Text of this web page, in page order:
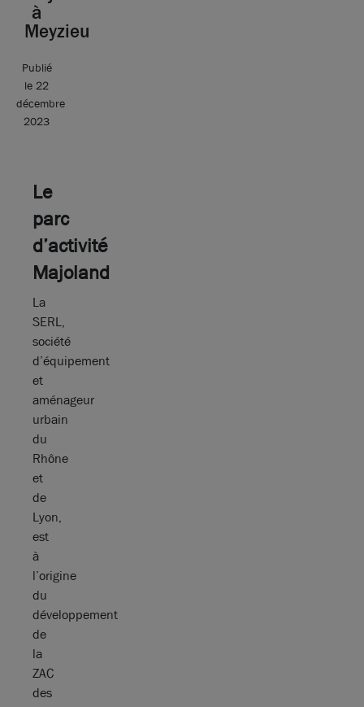
à
Meyzieu
Publié
le 22
décembre
2023
Le
parc
d’activité
Majoland
La
SERL,
société
d’équipement
et
aménageur
urbain
du
Rhône
et
de
Lyon,
est
à
l’origine
du
développement
de
la
ZAC
des